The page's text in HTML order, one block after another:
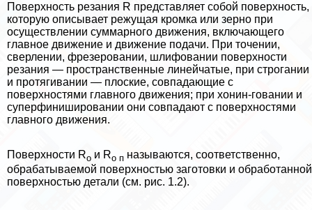
Поверхность резания R представляет собой поверхность,
которую описывает режущая кромка или зерно при
осуществлении суммарного движения, включающего
главное движение и движение подачи. При точении,
сверлении, фрезеровании, шлифовании поверхности
резания — прострaнcтвенные линейчатые, при строгании
и протягивании — плоские, совпадающие с
поверхностями главного движения; при хонин-говании и
суперфинишировании они совпадают с поверхностями
главного движения.
Поверхности Ro и Ro п называются, соответственно,
обpaбатываемой поверхностью заготовки и обработанной
поверхностью детали (см. рис. 1.2).